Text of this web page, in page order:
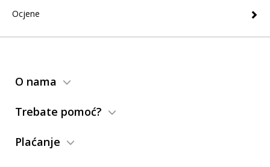
Ocjene
O nama
Trebate pomoć?
Plaćanje